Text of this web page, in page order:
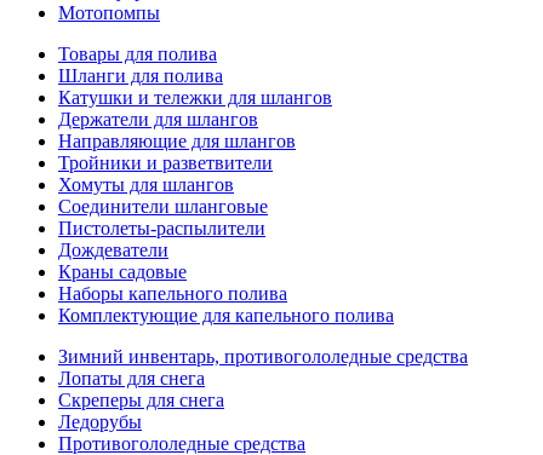
Мотопомпы
Товары для полива
Шланги для полива
Катушки и тележки для шлангов
Держатели для шлангов
Направляющие для шлангов
Тройники и разветвители
Хомуты для шлангов
Соединители шланговые
Пистолеты-распылители
Дождеватели
Краны садовые
Наборы капельного полива
Комплектующие для капельного полива
Зимний инвентарь, противогололедные средства
Лопаты для снега
Скреперы для снега
Ледорубы
Противогололедные средства